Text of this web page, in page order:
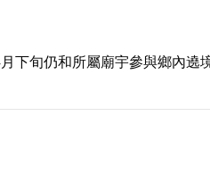
下旬仍和所屬廟宇參與鄉內